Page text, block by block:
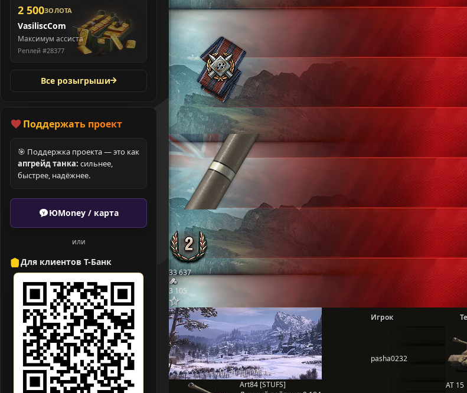
2 500ЗОЛОТА
VasiliscCom
Максимум ассиста
Реплей #28377
Все розыгрыши
Поддержать проект
🎯 Поддержка проекта — это как
апгрейд танка: сильнее,
быстрее, надёжнее.
ЮMoney / карта
или
Для клиентов Т-Банк
33 637
3 105
Art84 [STUFS]
Игрок
pasha0232
AT 15